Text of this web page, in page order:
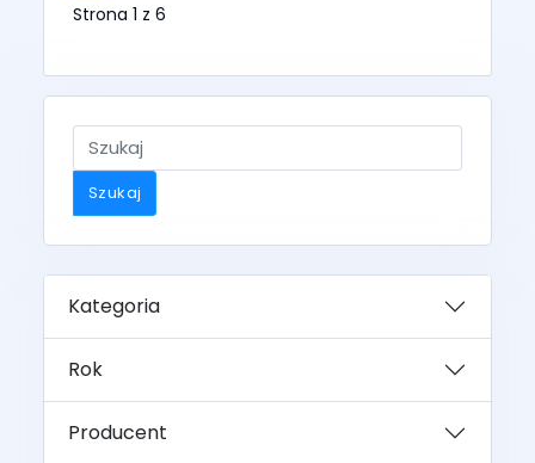
Strona 1 z 6
Szukaj
Kategoria
Rok
Producent